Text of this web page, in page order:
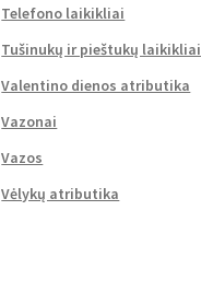
Telefono laikikliai
Tušinukų ir pieštukų laikikliai
Valentino dienos atributika
Vazonai
Vazos
Vėlykų atributika